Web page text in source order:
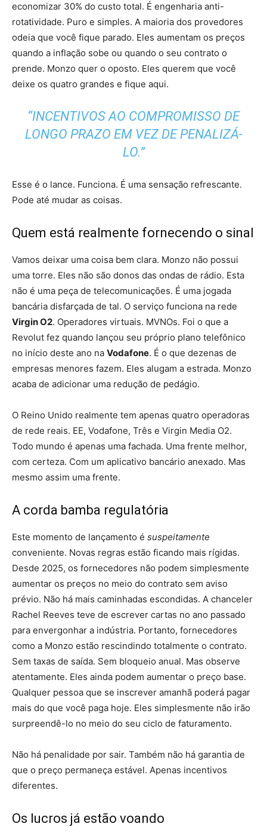
economizar 30% do custo total. É engenharia anti-
rotatividade. Puro e simples. A maioria dos provedores
odeia que você fique parado. Eles aumentam os preços
quando a inflação sobe ou quando o seu contrato o
prende. Monzo quer o oposto. Eles querem que você
deixe os quatro grandes e fique aqui.
“INCENTIVOS AO COMPROMISSO DE
LONGO PRAZO EM VEZ DE PENALIZÁ-
LO.”
Esse é o lance. Funciona. É uma sensação refrescante.
Pode até mudar as coisas.
Quem está realmente fornecendo o sinal
Vamos deixar uma coisa bem clara. Monzo não possui
uma torre. Eles não são donos das ondas de rádio. Esta
não é uma peça de telecomunicações. É uma jogada
bancária disfarçada de tal. O serviço funciona na rede
Virgin O2. Operadores virtuais. MVNOs. Foi o que a
Revolut fez quando lançou seu próprio plano telefônico
no início deste ano na Vodafone. É o que dezenas de
empresas menores fazem. Eles alugam a estrada. Monzo
acaba de adicionar uma redução de pedágio.
O Reino Unido realmente tem apenas quatro operadoras
de rede reais. EE, Vodafone, Três e Virgin Media O2.
Todo mundo é apenas uma fachada. Uma frente melhor,
com certeza. Com um aplicativo bancário anexado. Mas
mesmo assim uma frente.
A corda bamba regulatória
Este momento de lançamento é suspeitamente
conveniente. Novas regras estão ficando mais rígidas.
Desde 2025, os fornecedores não podem simplesmente
aumentar os preços no meio do contrato sem aviso
prévio. Não há mais caminhadas escondidas. A chanceler
Rachel Reeves teve de escrever cartas no ano passado
para envergonhar a indústria. Portanto, fornecedores
como a Monzo estão rescindindo totalmente o contrato.
Sem taxas de saída. Sem bloqueio anual. Mas observe
atentamente. Eles ainda podem aumentar o preço base.
Qualquer pessoa que se inscrever amanhã poderá pagar
mais do que você paga hoje. Eles simplesmente não irão
surpreendê-lo no meio do seu ciclo de faturamento.
Não há penalidade por sair. Também não há garantia de
que o preço permaneça estável. Apenas incentivos
diferentes.
Os lucros já estão voando